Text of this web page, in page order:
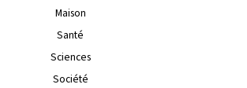
Maison
Santé
Sciences
Société